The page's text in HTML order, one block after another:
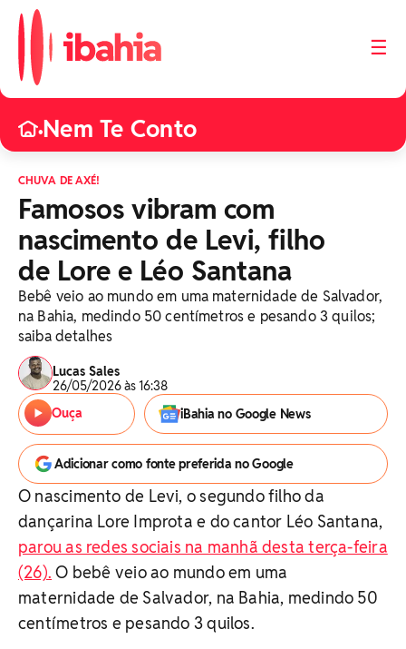
☰
•Nem Te Conto
CHUVA DE AXÉ!
Famosos vibram com
nascimento de Levi, filho
de Lore e Léo Santana
Bebê veio ao mundo em uma maternidade de Salvador,
na Bahia, medindo 50 centímetros e pesando 3 quilos;
saiba detalhes
Lucas Sales
26/05/2026 às 16:38
Ouça
iBahia no Google News
Adicionar como fonte preferida no Google
O nascimento de Levi, o segundo filho da
dançarina Lore Improta e do cantor Léo Santana,
parou as redes sociais na manhã desta terça-feira
(26). O bebê veio ao mundo em uma
maternidade de Salvador, na Bahia, medindo 50
centímetros e pesando 3 quilos.